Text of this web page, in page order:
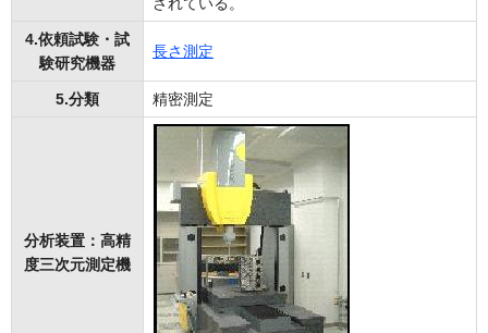
4.依頼試験・試
験研究機器
長さ測定
5.分類 精密測定
分析装置：高精
度三次元測定機